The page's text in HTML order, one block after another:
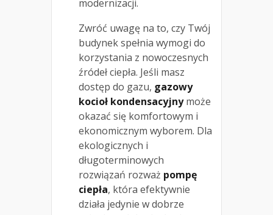
modernizacji.
Zwróć uwagę na to, czy Twój
budynek spełnia wymogi do
korzystania z nowoczesnych
źródeł ciepła. Jeśli masz
dostęp do gazu, gazowy
kocioł kondensacyjnymoże
okazać się komfortowym i
ekonomicznym wyborem. Dla
ekologicznych i
długoterminowych
rozwiązań rozważ pompę
ciepła, która efektywnie
działa jedynie w dobrze